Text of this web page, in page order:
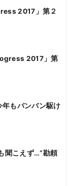
2017」第２
2017」第
もバンバン駆け
聞こえず…“勘頼